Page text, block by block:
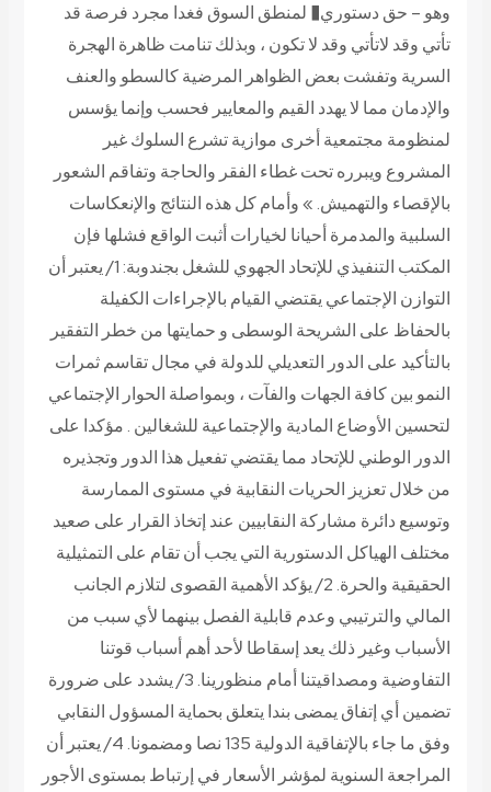
وهو – حق دستوري� لمنطق السوق فغدا مجرد فرصة قد
تأتي وقد لاتأتي وقد لا تكون ، وبذلك تنامت ظاهرة الهجرة
السرية وتفشت بعض الظواهر المرضية كالسطو والعنف
والإدمان مما لا يهدد القيم والمعايير فحسب وإنما يؤسس
لمنظومة مجتمعية أخرى موازية تشرع السلوك غير
المشروع ويبرره تحت غطاء الفقر والحاجة وتفاقم الشعور
بالإقصاء والتهميش. » وأمام كل هذه النتائج والإنعكاسات
السلبية والمدمرة أحيانا لخيارات أثبت الواقع فشلها فإن
المكتب التنفيذي للإتحاد الجهوي للشغل بجندوبة: 1/ يعتبر أن
التوازن الإجتماعي يقتضي القيام بالإجراءات الكفيلة
بالحفاظ على الشريحة الوسطى و حمايتها من خطر التفقير
بالتأكيد على الدور التعديلي للدولة في مجال تقاسم ثمرات
النمو بين كافة الجهات والفآت ، وبمواصلة الحوار الإجتماعي
لتحسين الأوضاع المادية والإجتماعية للشغالين . مؤكدا على
الدور الوطني للإتحاد مما يقتضي تفعيل هذا الدور وتجذيره
من خلال تعزيز الحريات النقابية في مستوى الممارسة
وتوسيع دائرة مشاركة النقابيين عند إتخاذ القرار على صعيد
مختلف الهياكل الدستورية التي يجب أن تقام على التمثيلية
الحقيقية والحرة. 2/ يؤكد الأهمية القصوى لتلازم الجانب
المالي والترتيبي وعدم قابلية الفصل بينهما لأي سبب من
الأسباب وغير ذلك يعد إسقاطا لأحد أهم أسباب قوتنا
التفاوضية ومصداقيتنا أمام منظورينا. 3/ يشدد على ضرورة
تضمين أي إتفاق يمضى بندا يتعلق بحماية المسؤول النقابي
وفق ما جاء بالإتفاقية الدولية 135 نصا ومضمونا. 4/ يعتبر أن
المراجعة السنوية لمؤشر الأسعار في إرتباط بمستوى الأجور